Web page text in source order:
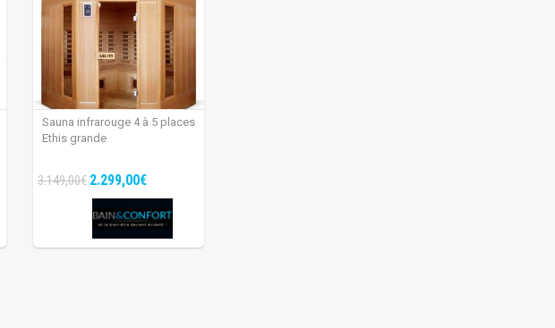
Sauna infrarouge 4 à 5 places
Ethis grande
3.149,00€ 2.299,00€